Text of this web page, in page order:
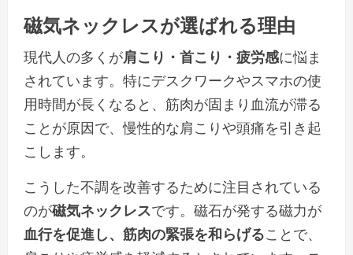
磁気ネックレスが選ばれる理由
現代人の多くが肩こり・首こり・疲労感に悩ま
されています。特にデスクワークやスマホの使
用時間が長くなると、筋肉が固まり血流が滞る
ことが原因で、慢性的な肩こりや頭痛を引き起
こします。
こうした不調を改善するために注目されている
のが磁気ネックレスです。磁石が発する磁力が
血行を促進し、筋肉の緊張を和らげることで、